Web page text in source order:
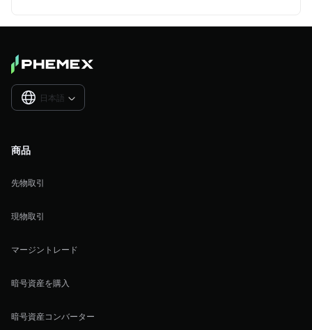
日本語 
商品
先物取引
現物取引
マージントレード
暗号資産を購入
暗号資産コンバーター